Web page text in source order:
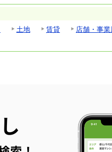
土地 賃貸
店舗・事業